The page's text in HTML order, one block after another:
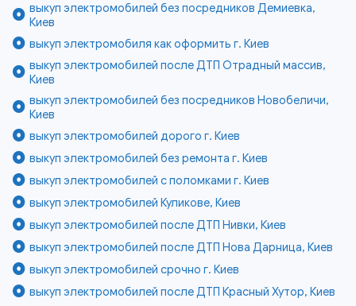
выкуп электромобилей без посредников Демиевка,
Киев
выкуп электромобиля как оформить г. Киев
выкуп электромобилей после ДТП Отрадный массив,
Киев
выкуп электромобилей без посредников Новобеличи,
Киев
выкуп электромобилей дорого г. Киев
выкуп электромобилей без ремонта г. Киев
выкуп электромобилей с поломками г. Киев
выкуп электромобилей Куликове, Киев
выкуп электромобилей после ДТП Нивки, Киев
выкуп электромобилей после ДТП Нова Дарница, Киев
выкуп электромобилей срочно г. Киев
выкуп электромобилей после ДТП Красный Хутор, Киев